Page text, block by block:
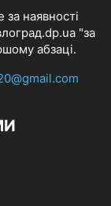
наявності
"за
абзаці.